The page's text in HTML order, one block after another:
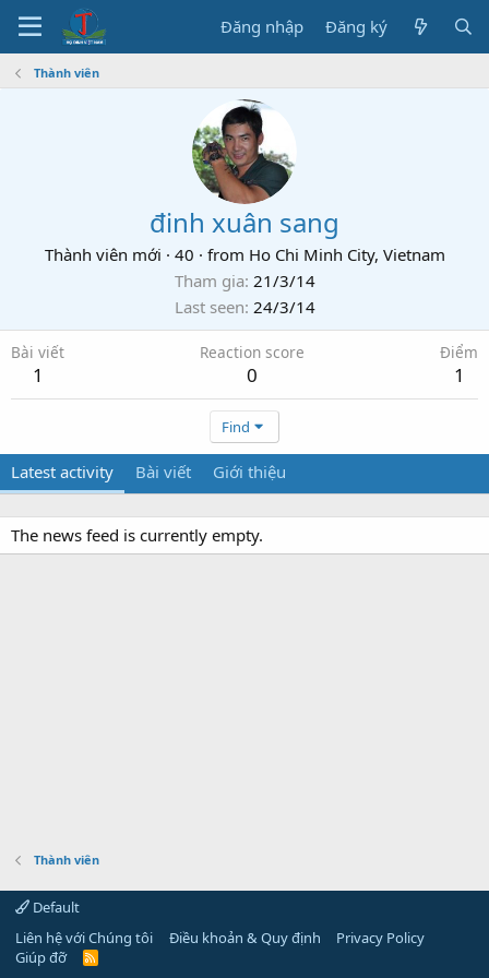
Đăng nhập Đăng ký
Thành viên
đinh xuân sang
Thành viên mới · 40 · from Ho Chi Minh City, Vietnam
Tham gia 21/3/14
Last seen 24/3/14
Bài viết
1
Reaction score
0
Điểm
1
Find
Latest activity Bài viết Giới thiệu
The news feed is currently empty.
Thành viên
Default
Liên hệ với Chúng tôi
Điều khoản & Quy định
Privacy Policy
Giúp đỡ
R